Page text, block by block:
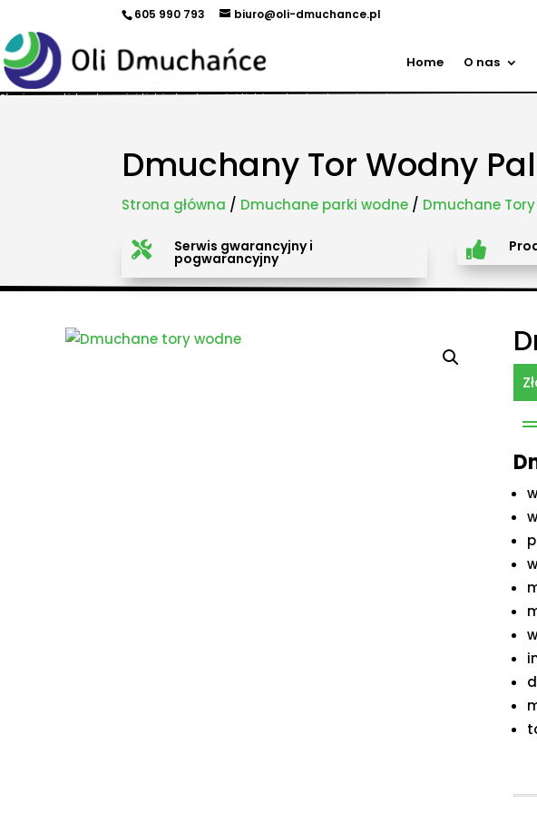
605 990 793 biuro@oli-dmuchance.pl
Home O nas
Oferujemy zamki dmuchane, zjeżdżalnie dmuchane, zjeżdżalnie wodne, dmuchane place zabaw, tory przeszkód, zamki
Dmuchany Tor Wodny
Strona główna / Dmuchane parki wodne / Dmuchane
 Serwis gwarancyjny i
pogwarancyjny 